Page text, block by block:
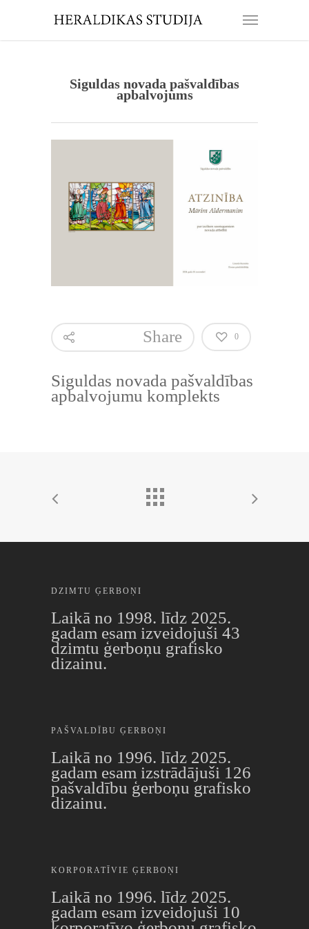
Siguldas novada pašvaldības
apbalvojums
Share 0
Siguldas novada pašvaldības
apbalvojumu komplekts
DZIMTU ĢERBOŅI
Laikā no 1998. līdz 2025.
gadam esam izveidojuši 43
dzimtu ģerboņu grafisko
dizainu.
PAŠVALDĪBU ĢERBOŅI
Laikā no 1996. līdz 2025.
gadam esam izstrādājuši 126
pašvaldību ģerboņu grafisko
dizainu.
KORPORATĪVIE ĢERBOŅI
Laikā no 1996. līdz 2025.
gadam esam izveidojuši 10